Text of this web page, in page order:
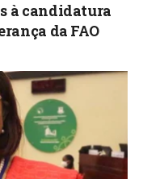
à candidatura
da FAO